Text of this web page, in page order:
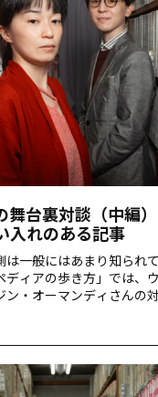
舞台裏対談（中編
入れのある記事
は一般にはあまり知られ
ディアの歩き方」では、
ン・オーマンディさんの
ークなコミュニティーの
前・中・後編の３回に分